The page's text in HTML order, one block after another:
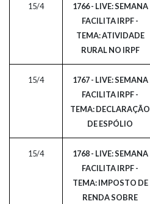
15/4
1766 - LIVE: SEMANA
FACILITA IRPF -
TEMA: ATIVIDADE
RURAL NO IRPF
15/4
1767 - LIVE: SEMANA
FACILITA IRPF -
TEMA: DECLARAÇÃO
DE ESPÓLIO
15/4
1768 - LIVE: SEMANA
FACILITA IRPF -
TEMA: IMPOSTO DE
RENDA SOBRE